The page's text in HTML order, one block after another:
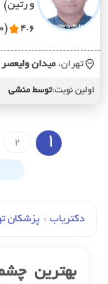
و رتین)
4.6 (280 نظر)
تهران، ميدان وليعصر
اولین نوبت:توسط منشی
1
2
دکتریاب › پزشکان
بهترین